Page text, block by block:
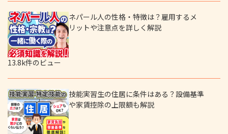
ネパール人の性格・特徴は？雇用するメ
リットや注意点を詳しく解説
13.8k件のビュー
技能実習生の住居に条件はある？設備基準
や家賃控除の上限額も解説